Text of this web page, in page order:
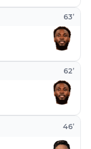
46’
62’
63’